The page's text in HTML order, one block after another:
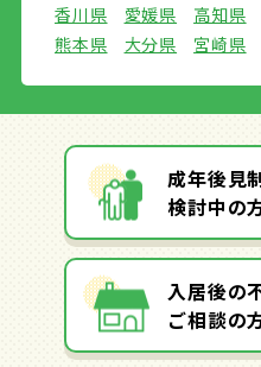
香川県
愛媛県 高知県
熊本県
大分県 宮崎県
成年後見
検討中の
入居後の
ご相談の